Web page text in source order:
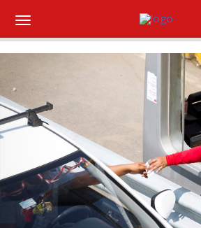
Suscríbase
Iniciar sesión
Portada
¿Qué está pasando?
Sectores y Empresas
Management